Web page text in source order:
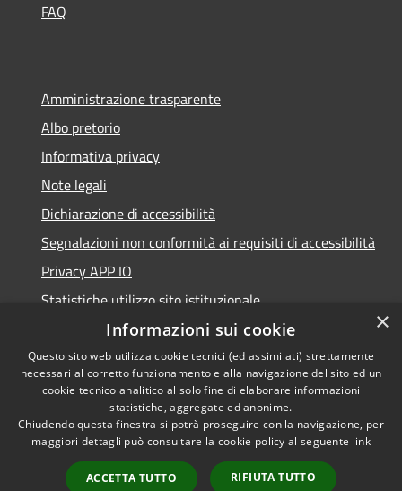
FAQ
Amministrazione trasparente
Albo pretorio
Informativa privacy
Note legali
Dichiarazione di accessibilità
Segnalazioni non conformità ai requisiti di accessibilità
Privacy APP IO
Statistiche utilizzo sito istituzionale
Qualità dei Servizi Comunali
RSS
Accessibilità
Copyright © 2023 •
Città di Peschiera
Borromeo •
Powered byMunicipium
×
Informazioni sui cookie
Questo sito web utilizza cookie tecnici (ed assimilati) strettamente
necessari al corretto funzionamento e alla navigazione del sito ed un
cookie tecnico analitico al solo fine di elaborare informazioni
statistiche, aggregate ed anonime.
Chiudendo questa finestra si potrà proseguire con la navigazione, per
maggiori dettagli può consultare la cookie policy al seguente link
ACCETTA TUTTO RIFIUTA TUTTO